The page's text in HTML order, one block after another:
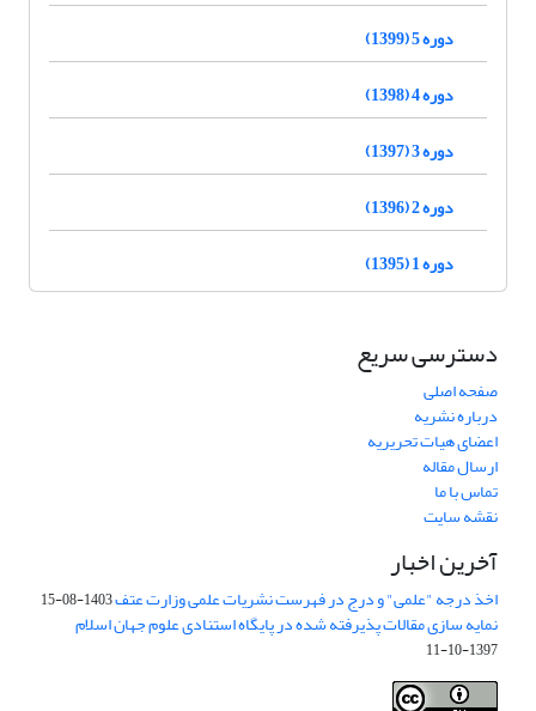
دوره 5 (1399)
دوره 4 (1398)
دوره 3 (1397)
دوره 2 (1396)
دوره 1 (1395)
دسترسی سریع
صفحه اصلی
درباره نشریه
اعضای هیات تحریریه
ارسال مقاله
تماس با ما
نقشه سایت
آخرین اخبار
اخذ درجه "علمی" و درج در فهرست نشریات علمی وزارت عتف1403-08-15
نمایه سازی مقالات پذیرفته شده در پایگاه استنادی علوم جهان اسلام
1397-10-11